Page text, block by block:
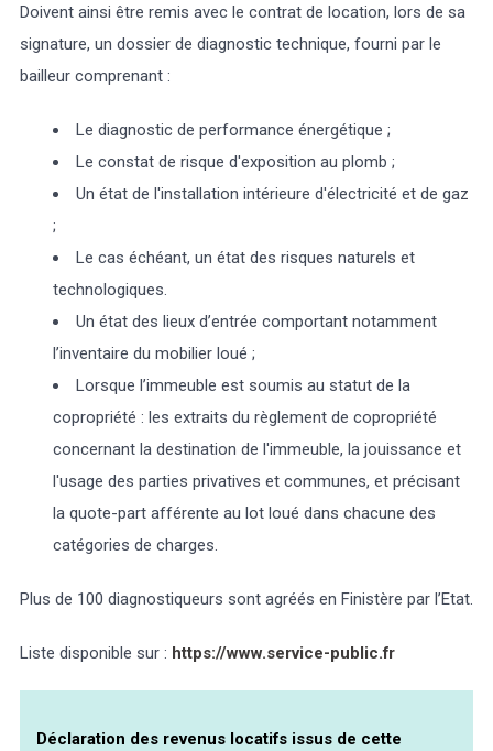
Doivent ainsi être remis avec le contrat de location, lors de sa
signature, un dossier de diagnostic technique, fourni par le
bailleur comprenant :
Le diagnostic de performance énergétique ;
Le constat de risque d'exposition au plomb ;
Un état de l'installation intérieure d'électricité et de gaz
;
Le cas échéant, un état des risques naturels et
technologiques.
Un état des lieux d’entrée comportant notamment
l’inventaire du mobilier loué ;
Lorsque l’immeuble est soumis au statut de la
copropriété : les extraits du règlement de copropriété
concernant la destination de l'immeuble, la jouissance et
l'usage des parties privatives et communes, et précisant
la quote-part afférente au lot loué dans chacune des
catégories de charges.
Plus de 100 diagnostiqueurs sont agréés en Finistère par l’Etat.
Liste disponible sur : https://www.service-public.fr
Déclaration des revenus locatifs issus de cette